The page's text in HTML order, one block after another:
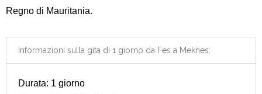
Regno di Mauritania.
Informazioni sulla gita di 1 giorno da Fes a Meknes:
Durata: 1 giorno